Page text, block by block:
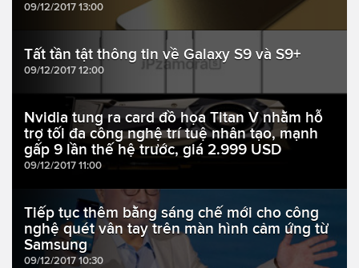
09/12/2017 13:00
Tất tần tật thông tin về Galaxy S9 và S9+
09/12/2017 12:00
Nvidia tung ra card đồ họa Titan V nhằm hỗ
trợ tối đa công nghệ trí tuệ nhân tạo, mạnh
gấp 9 lần thế hệ trước, giá 2.999 USD
09/12/2017 11:00
Tiếp tục thêm bằng sáng chế mới cho công
nghệ quét vân tay trên màn hình cảm ứng từ
Samsung
09/12/2017 10:30